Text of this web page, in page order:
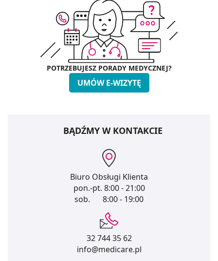
POTRZEBUJESZ PORADY MEDYCZNEJ?
UMÓW E-WIZYTĘ
BĄDŹMY W KONTAKCIE
Biuro Obsługi Klienta
pon.-pt. 8:00 - 21:00
sob.
8:00 - 19:00
32 744 35 62
info@medicare.pl